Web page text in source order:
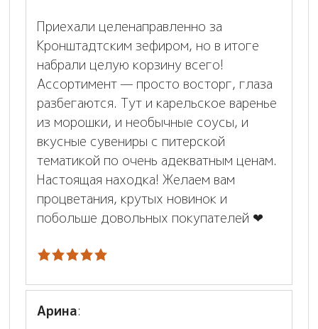
Приехали целенаправленно за
Кронштадтским зефиром, но в итоге
набрали целую корзину всего!
Ассортимент — просто восторг, глаза
разбегаются. Тут и карельское варенье
из морошки, и необычные соусы, и
вкусные сувениры с питерской
тематикой по очень адекватным ценам.
Настоящая находка! Желаем вам
процветания, крутых новинок и
побольше довольных покупателей ❤
Арина: